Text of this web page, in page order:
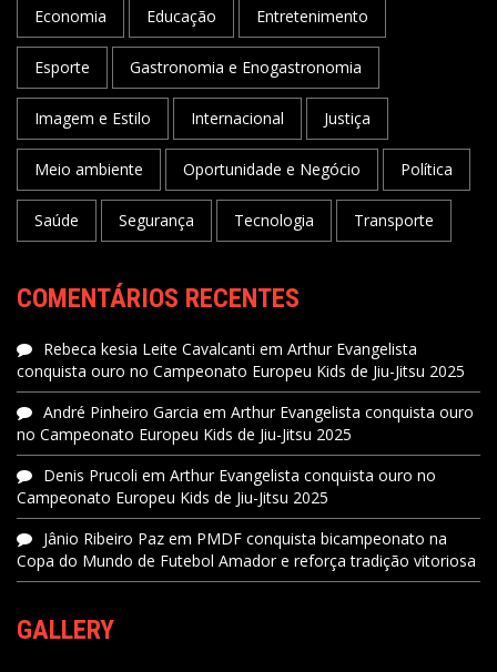
Economia Educação Entretenimento
Esporte Gastronomia e Enogastronomia
Imagem e Estilo Internacional Justiça
Meio ambiente Oportunidade e Negócio Política
Saúde Segurança Tecnologia Transporte
COMENTÁRIOS RECENTES
Rebeca kesia Leite Cavalcanti em Arthur Evangelista
conquista ouro no Campeonato Europeu Kids de Jiu-Jitsu 2025
André Pinheiro Garcia em Arthur Evangelista conquista ouro
no Campeonato Europeu Kids de Jiu-Jitsu 2025
Denis Prucoli em Arthur Evangelista conquista ouro no
Campeonato Europeu Kids de Jiu-Jitsu 2025
Jânio Ribeiro Paz em PMDF conquista bicampeonato na
Copa do Mundo de Futebol Amador e reforça tradição vitoriosa
GALLERY